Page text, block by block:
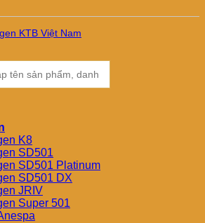
KTB Việt Nam
K8
SD501
SD501 Platinum
SD501 DX
JRIV
Super 501